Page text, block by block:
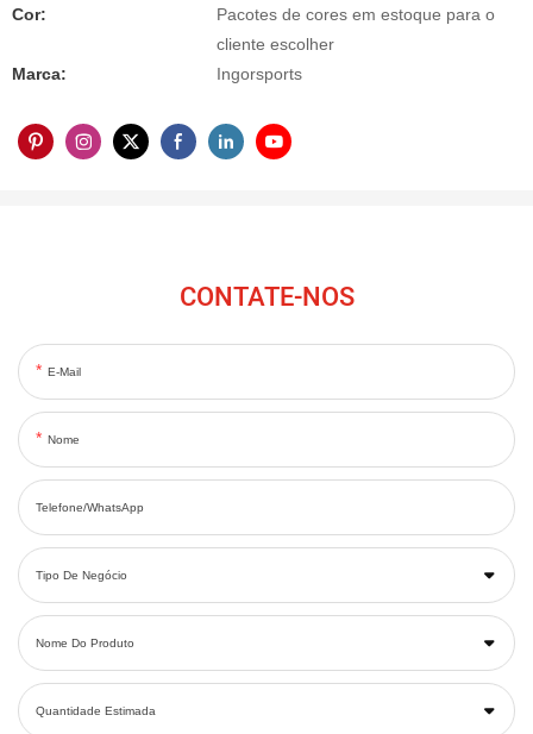
Cor:
Pacotes de cores em estoque para o
cliente escolher
Marca:
Ingorsports
CONTATE-NOS
E-Mail
Nome
Telefone/WhatsApp
Tipo De Negócio
Nome Do Produto
Quantidade Estimada